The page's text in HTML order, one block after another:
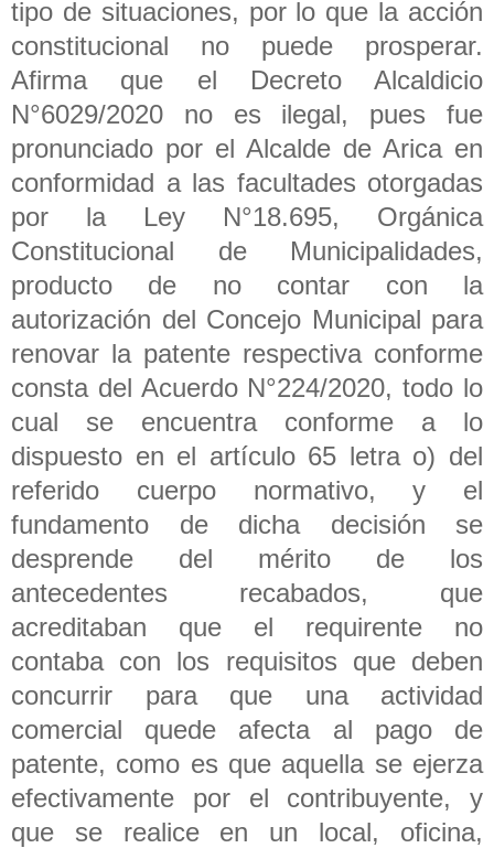
tipo de situaciones, por lo que la acción
constitucional no puede prosperar.
Afirma que el Decreto Alcaldicio
N°6029/2020 no es ilegal, pues fue
pronunciado por el Alcalde de Arica en
conformidad a las facultades otorgadas
por la Ley N°18.695, Orgánica
Constitucional de Municipalidades,
producto de no contar con la
autorización del Concejo Municipal para
renovar la patente respectiva conforme
consta del Acuerdo N°224/2020, todo lo
cual se encuentra conforme a lo
dispuesto en el artículo 65 letra o) del
referido cuerpo normativo, y el
fundamento de dicha decisión se
desprende del mérito de los
antecedentes recabados, que
acreditaban que el requirente no
contaba con los requisitos que deben
concurrir para que una actividad
comercial quede afecta al pago de
patente, como es que aquella se ejerza
efectivamente por el contribuyente, y
que se realice en un local, oficina,